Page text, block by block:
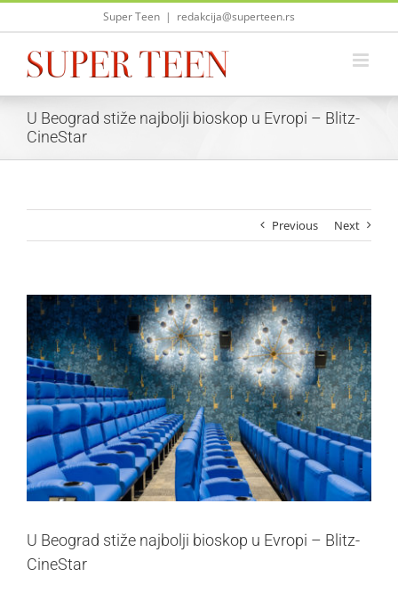
Skip
Super Teen | redakcija@superteen.rs
U Beograd stiže najbolji bioskop u Evropi – Blitz-
CineStar
Previous Next
View
Larger
Image
U Beograd stiže najbolji bioskop u Evropi – Blitz-
CineStar